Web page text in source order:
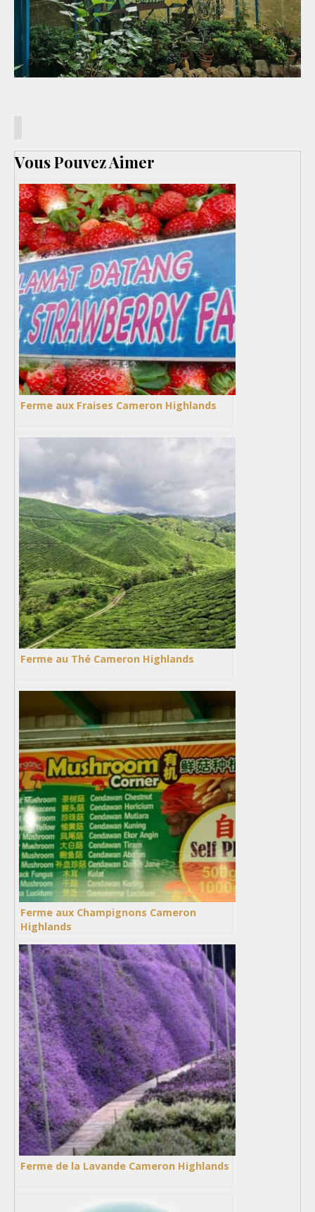
Vous Pouvez Aimer
Ferme aux Fraises Cameron Highlands
Ferme au Thé Cameron Highlands
Ferme aux Champignons Cameron
Highlands
Ferme de la Lavande Cameron Highlands